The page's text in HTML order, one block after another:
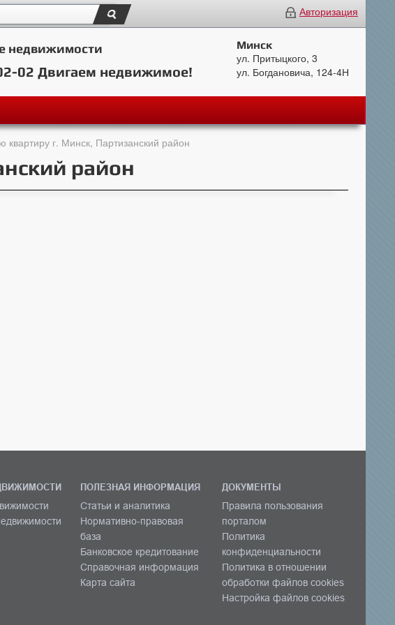
Авторизация
недвижимости
02 Двигаем недвижимое!
Минск
ул. Притыцкого, 3
ул. Богдановича, 124-4Н
квартиру г. Минск, Партизанский район
район
ПОЛЕЗНАЯ ИНФОРМАЦИЯ
Статьи и аналитика
Нормативно-правовая
база
Банковское кредитование
Справочная информация
Карта сайта
ДОКУМЕНТЫ
Правила пользования
порталом
Политика
конфиденциальности
Политика в отношении
обработки файлов cookies
Настройка файлов cookies